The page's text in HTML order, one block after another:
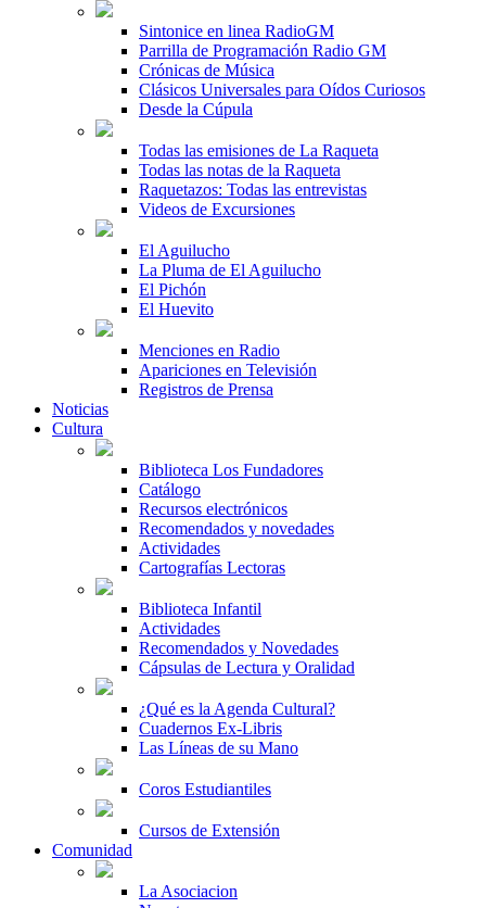
Sintonice en linea RadioGM
Parrilla de Programación Radio GM
Crónicas de Música
Clásicos Universales para Oídos Curiosos
Desde la Cúpula
Todas las emisiones de La Raqueta
Todas las notas de la Raqueta
Raquetazos: Todas las entrevistas
Videos de Excursiones
El Aguilucho
La Pluma de El Aguilucho
El Pichón
El Huevito
Menciones en Radio
Apariciones en Televisión
Registros de Prensa
Noticias
Cultura
Biblioteca Los Fundadores
Catálogo
Recursos electrónicos
Recomendados y novedades
Actividades
Cartografías Lectoras
Biblioteca Infantil
Actividades
Recomendados y Novedades
Cápsulas de Lectura y Oralidad
¿Qué es la Agenda Cultural?
Cuadernos Ex-Libris
Las Líneas de su Mano
Coros Estudiantiles
Cursos de Extensión
Comunidad
La Asociacion